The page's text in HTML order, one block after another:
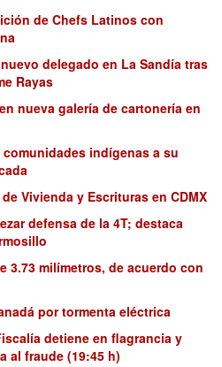
de Chefs Latinos con
delegado en La Sandía tras
Rayas
nueva galería de cartonería en
indígenas a su
Vivienda y Escrituras en CDMX
defensa de la 4T; destaca
3.73 milímetros, de acuerdo con
por tormenta eléctrica
detiene en flagrancia y
al fraude (19:45 h)